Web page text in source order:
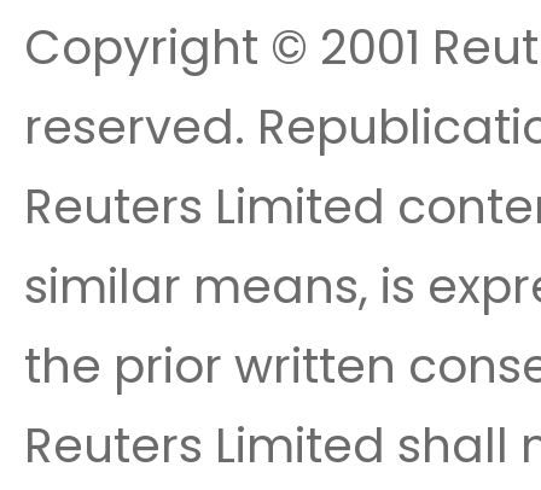
Copyright © 2001
reserved.
Reuters Limited
similar means, is
the prior written
Reuters Limited